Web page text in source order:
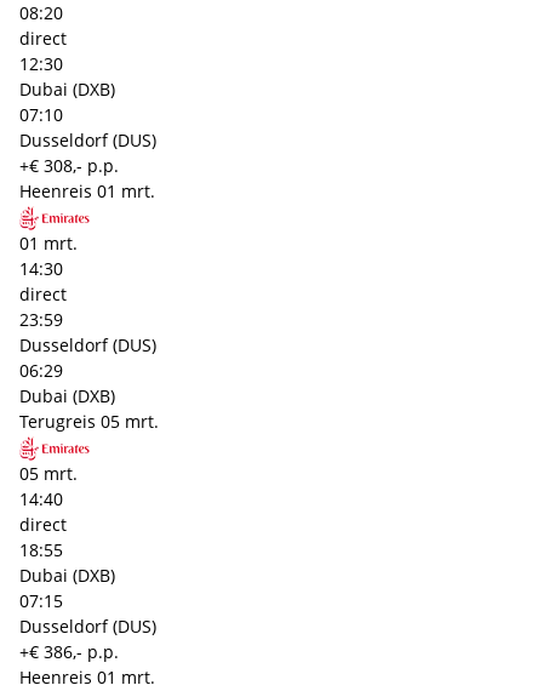
08:20
direct
12:30
Dubai (DXB)
07:10
Dusseldorf (DUS)
+€ 308,- p.p.
Heenreis 01 mrt.
01 mrt.
14:30
direct
23:59
Dusseldorf (DUS)
06:29
Dubai (DXB)
Terugreis 05 mrt.
05 mrt.
14:40
direct
18:55
Dubai (DXB)
07:15
Dusseldorf (DUS)
+€ 386,- p.p.
Heenreis 01 mrt.